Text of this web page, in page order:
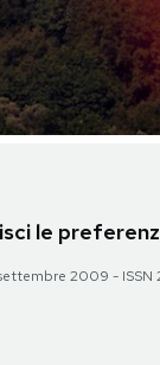
le
2009 - ISSN